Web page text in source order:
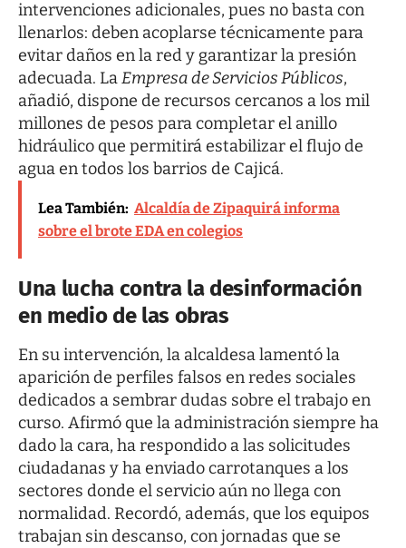
intervenciones adicionales, pues no basta con
llenarlos: deben acoplarse técnicamente para
evitar daños en la red y garantizar la presión
adecuada. LaEmpresa de Servicios Públicos,
añadió, dispone de recursos cercanos a los mil
millones de pesos para completar el anillo
hidráulico que permitirá estabilizar el flujo de
agua en todos los barrios de Cajicá.
Lea También: Alcaldía de Zipaquirá informa
sobre el brote EDA en colegios
Una lucha contra la desinformación
en medio de las obras
En su intervención, la alcaldesa lamentó la
aparición de perfiles falsos en redes sociales
dedicados a sembrar dudas sobre el trabajo en
curso. Afirmó que la administración siempre ha
dado la cara, ha respondido a las solicitudes
ciudadanas y ha enviado carrotanques a los
sectores donde el servicio aún no llega con
normalidad. Recordó, además, que los equipos
trabajan sin descanso, con jornadas que se